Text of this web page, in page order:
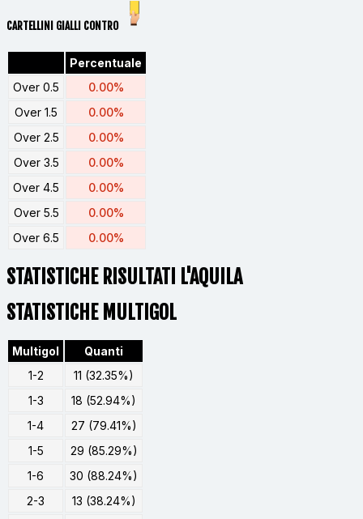
CARTELLINI GIALLI CONTRO
Percentuale
Over 0.5
0.00%
Over 1.5
0.00%
Over 2.5
0.00%
Over 3.5
0.00%
Over 4.5
0.00%
Over 5.5
0.00%
Over 6.5
0.00%
STATISTICHE RISULTATI L'AQUILA
STATISTICHE MULTIGOL
Multigol
Quanti
1-2
11 (32.35%)
1-3
18 (52.94%)
1-4
27 (79.41%)
1-5
29 (85.29%)
1-6
30 (88.24%)
2-3
13 (38.24%)